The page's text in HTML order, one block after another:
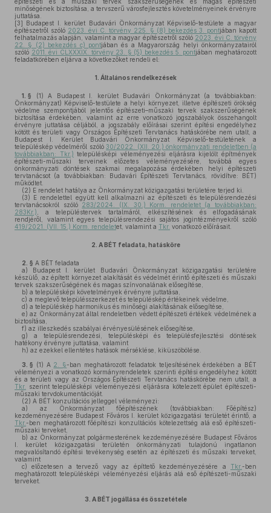
minőségének biztosítása, a tervszerű városfejlesztés követelményeinek érvényre
juttatása.
[3] Budapest I. kerület Budavári Önkormányzat Képviselő-testülete a magyar
építészetről szóló 2023. évi C. törvény 225. § (8) bekezdés 3. pontjában kapott
felhatalmazás alapján, valamint a magyar építészetről szóló 2023. évi C. törvény
22. § (2) bekezdés c) pontjában és a Magyarország helyi önkormányzatairól
szóló 2011. évi CLXXXIX. törvény 23. § (5) bekezdés 5. pontjában meghatározott
feladatkörében eljárva a következőket rendeli el:
1. Általános rendelkezések
1. § (1) A Budapest I. kerület Budavári Önkormányzat (a továbbiakban:
Önkormányzat) Képviselő-testülete a helyi környezet, illetve építészeti örökség
védelme szempontjából jelentős építészeti–műszaki tervek szakszerűségének
biztosítása érdekében, valamint az erre vonatkozó jogszabályok összehangolt
érvényre juttatása céljából, a jogszabály előírásai szerint építési engedélyhez
kötött és területi vagy Országos Építészeti Tervtanács hatáskörébe nem utalt, a
Budapest I. Kerület Budavári Önkormányzat Képviselő-testületének a
településkép védelméről szóló30/2022. (XII. 20.) önkormányzati rendeletben (a
továbbiakban: Tkr.) településképi véleményezési eljárásra kijelölt építmények
építészeti-műszaki terveinek előzetes véleményezésére, továbbá egyes
önkormányzati döntések szakmai megalapozása érdekében helyi építészeti
tervtanácsot (a továbbiakban: Budavári Építészeti Tervtanács, rövidítve: BÉT)
működtet.
(2) E rendelet hatálya az Önkormányzat közigazgatási területére terjed ki.
(3) E rendelettel együtt kell alkalmazni az építészeti és településrendezési
tervtanácsokról szóló 283/2024. (IX. 30.) Korm. rendeletet (a továbbiakban:
283Kr.) , a településtervek tartalmáról, elkészítésének és elfogadásának
rendjéről, valamint egyes településrendezési sajátos jogintézményekről szóló
419/2021. (VII. 15.) Korm. rendeletet, valamint a Tkr. vonatkozó előírásait.
2. A BÉT feladata, hatásköre
2. § A BÉT feladata
a) Budapest I. kerület Budavári Önkormányzat közigazgatási területére
készülő, az épített környezet alakítását és védelmét érintő építészeti és műszaki
tervek szakszerűségének és magas színvonalának elősegítése,
b) a településképi követelmények érvényre juttatása,
c) a meglevő településszerkezet és településkép értékeinek védelme,
d) a településkép harmonikus és minőségi alakításának elősegítése,
e) az Önkormányzat által rendeletben védett építészeti értékek védelmének a
biztosítása,
f) az illeszkedés szabályai érvényesülésének elősegítése,
g) a településrendezési, településképi és településfejlesztési döntések
hatékony érvényre juttatása, valamint
h) az ezekkel ellentétes hatások mérséklése, kiküszöbölése.
3. § (1) A 2. §-ban meghatározott feladatok teljesítésének érdekében a BÉT
véleményezi a vonatkozó kormányrendeletek szerinti építési engedélyhez kötött
és a területi vagy az Országos Építészeti Tervtanács hatáskörébe nem utalt, a
Tkr.
szerint településképi véleményezési eljárásra kötelezett épület építészeti-
műszaki tervdokumentációját.
(2) A BÉT konzultációs jelleggel véleményezi:
a) az Önkormányzat főépítészének (továbbiakban: Főépítész)
kezdeményezésére Budapest Főváros I. kerület közigazgatási területét érintő, a
Tkr.-ben meghatározott főépítészi konzultációs kötelezettség alá eső építészeti-
műszaki terveket,
b) az Önkormányzat polgármesterének kezdeményezésére Budapest Főváros
I. kerület közigazgatási területén önkormányzati tulajdonú ingatlanon
megvalósítandó építési tevékenység esetén az építészeti és műszaki terveket,
valamint
c) előzetesen a tervező vagy az építtető kezdeményezésére a Tkr.-ben
meghatározott településképi véleményezési eljárás alá eső építészeti-műszaki
terveket.
3. A BÉT jogállása és összetétele